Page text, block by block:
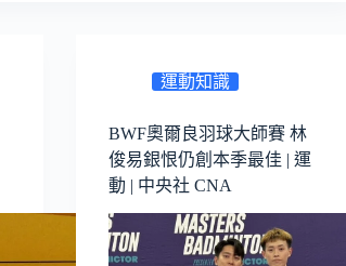
運動知識
BWF奧爾良羽球大師賽 林
俊易銀恨仍創本季最佳 | 運
動 | 中央社 CNA